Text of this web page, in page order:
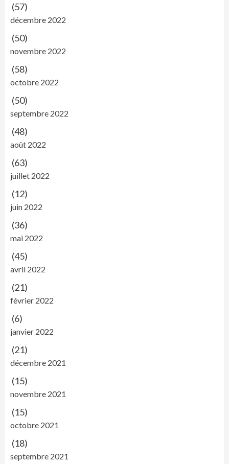
(57)
décembre 2022
(50)
novembre 2022
(58)
octobre 2022
(50)
septembre 2022
(48)
août 2022
(63)
juillet 2022
(12)
juin 2022
(36)
mai 2022
(45)
avril 2022
(21)
février 2022
(6)
janvier 2022
(21)
décembre 2021
(15)
novembre 2021
(15)
octobre 2021
(18)
septembre 2021